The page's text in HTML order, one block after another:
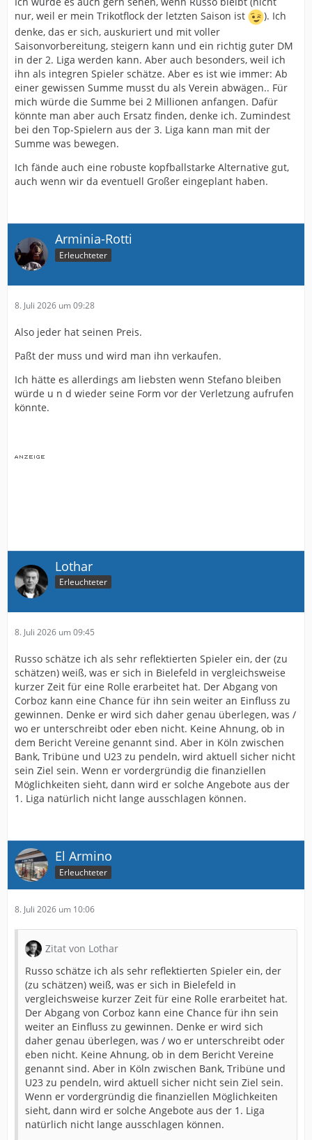
nur, weil er mein Trikotflock der letzten Saison ist
). Ich
denke, das er sich, auskuriert und mit voller
Saisonvorbereitung, steigern kann und ein richtig guter DM
in der 2. Liga werden kann. Aber auch besonders, weil ich
ihn als integren Spieler schätze. Aber es ist wie immer: Ab
einer gewissen Summe musst du als Verein abwägen.. Für
mich würde die Summe bei 2 Millionen anfangen. Dafür
könnte man aber auch Ersatz finden, denke ich. Zumindest
bei den Top-Spielern aus der 3. Liga kann man mit der
Summe was bewegen.
Ich fände auch eine robuste kopfballstarke Alternative gut,
auch wenn wir da eventuell Großer eingeplant haben.
Arminia-Rotti
Erleuchteter
8. Juli 2026 um 09:28
Also jeder hat seinen Preis.
Paßt der muss und wird man ihn verkaufen.
Ich hätte es allerdings am liebsten wenn Stefano bleiben
würde u n d wieder seine Form vor der Verletzung aufrufen
könnte.
Lothar
Erleuchteter
8. Juli 2026 um 09:45
Russo schätze ich als sehr reflektierten Spieler ein, der (zu
schätzen) weiß, was er sich in Bielefeld in vergleichsweise
kurzer Zeit für eine Rolle erarbeitet hat. Der Abgang von
Corboz kann eine Chance für ihn sein weiter an Einfluss zu
gewinnen. Denke er wird sich daher genau überlegen, was /
wo er unterschreibt oder eben nicht. Keine Ahnung, ob in
dem Bericht Vereine genannt sind. Aber in Köln zwischen
Bank, Tribüne und U23 zu pendeln, wird aktuell sicher nicht
sein Ziel sein. Wenn er vordergründig die finanziellen
Möglichkeiten sieht, dann wird er solche Angebote aus der
1. Liga natürlich nicht lange ausschlagen können.
El Armino
Erleuchteter
8. Juli 2026 um 10:06
Zitat von Lothar
Russo schätze ich als sehr reflektierten Spieler ein, der
(zu schätzen) weiß, was er sich in Bielefeld in
vergleichsweise kurzer Zeit für eine Rolle erarbeitet hat.
Der Abgang von Corboz kann eine Chance für ihn sein
weiter an Einfluss zu gewinnen. Denke er wird sich
daher genau überlegen, was / wo er unterschreibt oder
eben nicht. Keine Ahnung, ob in dem Bericht Vereine
genannt sind. Aber in Köln zwischen Bank, Tribüne und
U23 zu pendeln, wird aktuell sicher nicht sein Ziel sein.
Wenn er vordergründig die finanziellen Möglichkeiten
sieht, dann wird er solche Angebote aus der 1. Liga
natürlich nicht lange ausschlagen können.